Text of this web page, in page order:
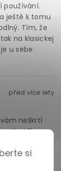
si
používání.
ještě k tomu
Tím, že
na klasickej
u sebe
před více lety
vám neškrtí
tlustší.
tekutina z
a je to fakt